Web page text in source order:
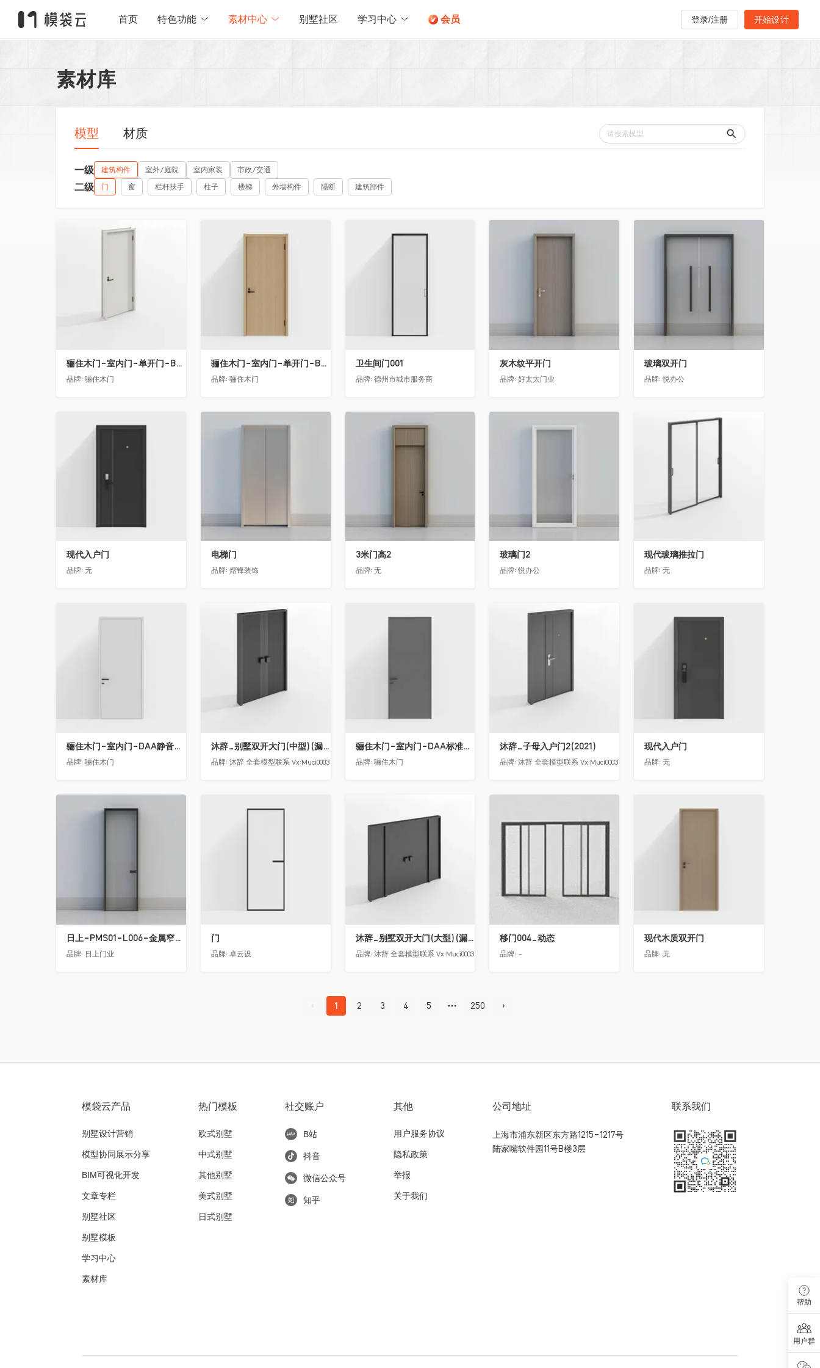
首页 特色功能 素材中心 别墅社区 学习中心 会员 登录/注册 开始设计
素材库
模型 材质
一级 建筑构件 室外/庭院 室内家装 市政/交通
二级 门 窗 栏杆扶手 柱子 楼梯 外墙构件 隔断 建筑部件
骊住木门-室内门-单开门-BFA-EF浅灰色
品牌: 骊住木门
收藏
骊住木门-室内门-单开门-BFA-PP麦芽黄色
品牌: 骊住木门
卫生间门001
品牌: 德州市城市服务商
收藏
灰木纹平开门
品牌:好太太门业
收藏
玻璃双开门
品牌:悦办公
收藏
现代入户门
品牌: 无
收藏
电梯门
品牌: 熠锋装饰
收藏
3米门高2
品牌: 无
收藏
玻璃门2
品牌:悦办公
收藏
现代玻璃推拉门
品牌:无
骊住木门-室内门-DAA静音门-YY漆白色-方形把手
品牌: 骊住木门
沐辞_别墅双开大门(中型)(漏光加厚度)
品牌: 沐辞 全套模型联系 Vx:Muci0003
骊住木门-室内门-DAA标准门-方形把手-2350-灰色
品牌: 骊住木门
沐辞_子母入户门2(2021)
品牌:沐辞 全套模型联系 Vx:Muci0003
收藏
现代入户门
品牌:无
收藏
日上-PMS01-L006-金属窄边玻璃门
品牌: 日上门业
门
品牌: 卓云设
沐辞_别墅双开大门(大型)(漏光加厚度)
品牌: 沐辞 全套模型联系 Vx:Muci0003
移门004_动态
品牌: -
现代木质双开门
品牌:无
1 2 3 4 5 250
模袋云产品
别墅设计营销
模型协同展示分享
BIM可视化开发
文章专栏
别墅社区
别墅模板
学习中心
素材库
热门模板
欧式别墅
中式别墅
其他别墅
美式别墅
日式别墅
社交账户
B站
抖音
微信公众号
知乎
其他
用户服务协议
隐私政策
举报
关于我们
公司地址
上海市浦东新区东方路1215-1217号
陆家嘴软件园11号B楼3层
联系我们
帮助
用户群